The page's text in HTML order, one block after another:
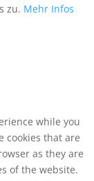
zu. Mehr Infos
while you
cookies that are
as they are
of the website.